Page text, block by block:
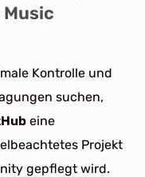
Kontrolle und
suchen,
eine
Projekt
gepflegt wird.